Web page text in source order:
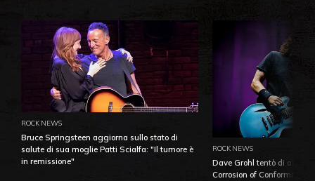
ROCK NEWS
Bruce Springsteen aggiorna sullo stato di
salute di sua moglie Patti Scialfa: "Il tumore è
in remissione"
ROCK NEWS
Dave Grohl tentò di
Corrosion of Conformity